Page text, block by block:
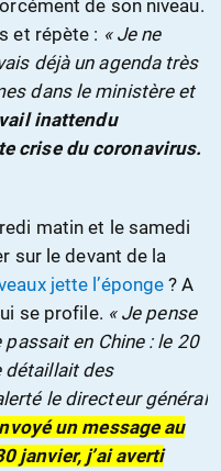
de son niveau.
et répète : « Je ne
déjà un agenda très
dans le ministère et
inattendu
crise du coronavirus.
matin et le samedi
sur le devant de la
jette l’éponge ? A
se profile. « Je pense
passait en Chine : le 20
détaillait des
le directeur général
un message au
janvier, j’ai averti